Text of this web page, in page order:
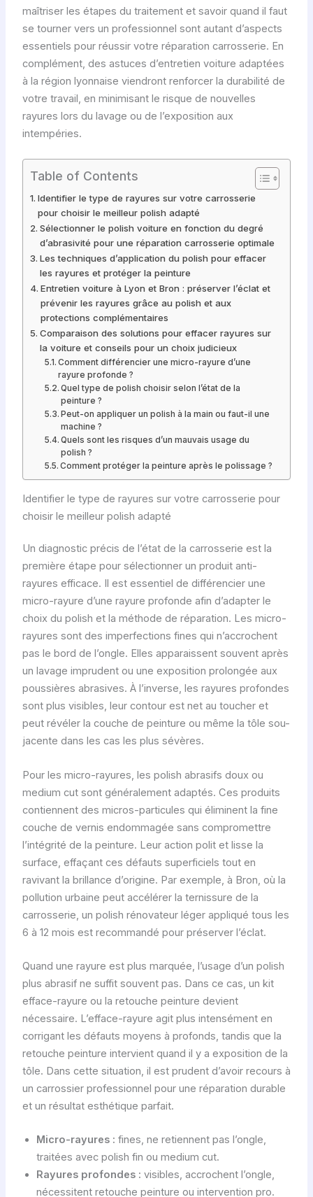
maîtriser les étapes du traitement et savoir quand il faut
se tourner vers un professionnel sont autant d’aspects
essentiels pour réussir votre réparation carrosserie. En
complément, des astuces d’entretien voiture adaptées
à la région lyonnaise viendront renforcer la durabilité de
votre travail, en minimisant le risque de nouvelles
rayures lors du lavage ou de l’exposition aux
intempéries.
Table of Contents
Identifier le type de rayures sur votre carrosserie
pour choisir le meilleur polish adapté
Sélectionner le polish voiture en fonction du degré
d’abrasivité pour une réparation carrosserie optimale
Les techniques d’application du polish pour effacer
les rayures et protéger la peinture
Entretien voiture à Lyon et Bron : préserver l’éclat et
prévenir les rayures grâce au polish et aux
protections complémentaires
Comparaison des solutions pour effacer rayures sur
la voiture et conseils pour un choix judicieux
Comment différencier une micro-rayure d’une
rayure profonde ?
Quel type de polish choisir selon l’état de la
peinture ?
Peut-on appliquer un polish à la main ou faut-il une
machine ?
Quels sont les risques d’un mauvais usage du
polish ?
Comment protéger la peinture après le polissage ?
Identifier le type de rayures sur votre carrosserie pour
choisir le meilleur polish adapté
Un diagnostic précis de l’état de la carrosserie est la
première étape pour sélectionner un produit anti-
rayures efficace. Il est essentiel de différencier une
micro-rayure d’une rayure profonde afin d’adapter le
choix du polish et la méthode de réparation. Les micro-
rayures sont des imperfections fines qui n’accrochent
pas le bord de l’ongle. Elles apparaissent souvent après
un lavage imprudent ou une exposition prolongée aux
poussières abrasives. À l’inverse, les rayures profondes
sont plus visibles, leur contour est net au toucher et
peut révéler la couche de peinture ou même la tôle sou-
jacente dans les cas les plus sévères.
Pour les micro-rayures, les polish abrasifs doux ou
medium cut sont généralement adaptés. Ces produits
contiennent des micros-particules qui éliminent la fine
couche de vernis endommagée sans compromettre
l’intégrité de la peinture. Leur action polit et lisse la
surface, effaçant ces défauts superficiels tout en
ravivant la brillance d’origine. Par exemple, à Bron, où la
pollution urbaine peut accélérer la ternissure de la
carrosserie, un polish rénovateur léger appliqué tous les
6 à 12 mois est recommandé pour préserver l’éclat.
Quand une rayure est plus marquée, l’usage d’un polish
plus abrasif ne suffit souvent pas. Dans ce cas, un kit
efface-rayure ou la retouche peinture devient
nécessaire. L’efface-rayure agit plus intensément en
corrigant les défauts moyens à profonds, tandis que la
retouche peinture intervient quand il y a exposition de la
tôle. Dans cette situation, il est prudent d’avoir recours à
un carrossier professionnel pour une réparation durable
et un résultat esthétique parfait.
Micro-rayures : fines, ne retiennent pas l’ongle,
traitées avec polish fin ou medium cut.
Rayures profondes : visibles, accrochent l’ongle,
nécessitent retouche peinture ou intervention pro.